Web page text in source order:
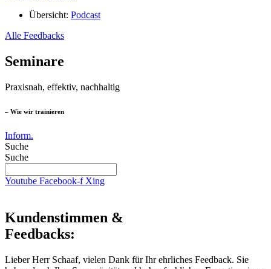
Übersicht: Podcast
Alle Feedbacks
Seminare
Praxisnah, effektiv, nachhaltig
– Wie wir trainieren
Inform.
Suche
Suche
Youtube Facebook-f Xing
Kundenstimmen &
Feedbacks:
Lieber Herr Schaaf, vielen Dank für Ihr ehrliches Feedback. Sie